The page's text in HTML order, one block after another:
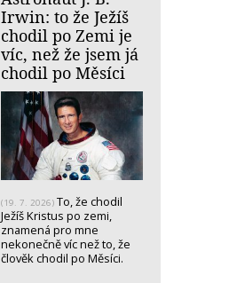
Irwin: to že Ježíš
chodil po Zemi je
víc, než že jsem já
chodil po Měsíci
(19. 7. 2026) To, že chodil
Ježíš Kristus po zemi,
znamená pro mne
nekonečně víc než to, že
člověk chodil po Měsíci.